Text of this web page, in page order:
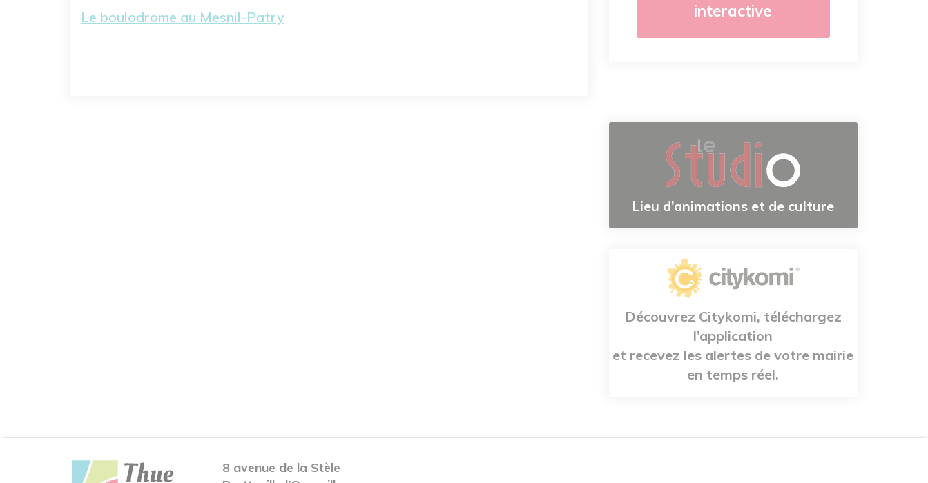
Le boulodrome au Mesnil-Patry
interactive
Lieu d’animations et de culture
Découvrez Citykomi, téléchargez
l’application
et recevez les alertes de votre mairie
en temps réel.
8 avenue de la Stèle